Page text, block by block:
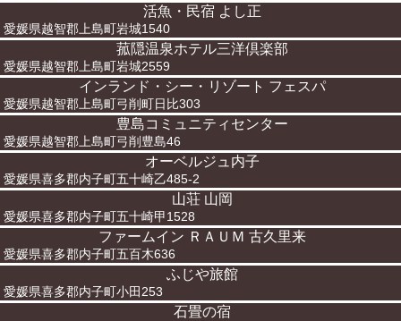
活魚・民宿 よし正
愛媛県越智郡上島町岩城1540
菰隠温泉ホテル三洋倶楽部
愛媛県越智郡上島町岩城2559
インランド・シー・リゾート フェスパ
愛媛県越智郡上島町弓削町日比303
豊島コミュニティセンター
愛媛県越智郡上島町弓削豊島46
オーベルジュ内子
愛媛県喜多郡内子町五十崎乙485-2
山荘 山岡
愛媛県喜多郡内子町五十崎甲1528
ファームイン ＲＡＵＭ 古久里来
愛媛県喜多郡内子町五百木636
ふじや旅館
愛媛県喜多郡内子町小田253
石畳の宿